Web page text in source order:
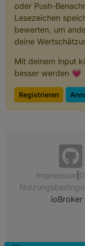
oder Push-
Lesezeichen
bewerten, um
deine
Mit deinem Input
besser werden 💗
Registrieren
Impressum